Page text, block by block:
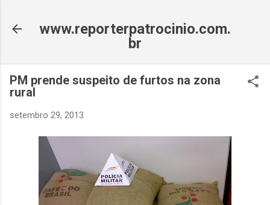
www.reporterpatrocinio.com.
br
PM prende suspeito de furtos na zona
rural
setembro 29, 2013